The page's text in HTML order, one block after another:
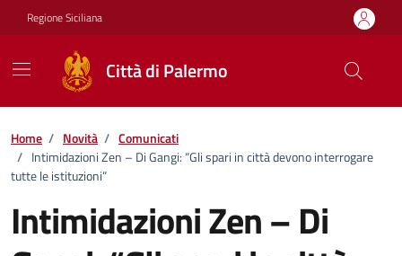
Vai ai contenuti
Vai al footer
Regione Siciliana
Città di Palermo
Home / Novità / Comunicati
/ Intimidazioni Zen – Di Gangi: “Gli spari in città devono interrogare
tutte le istituzioni”
Intimidazioni Zen – Di